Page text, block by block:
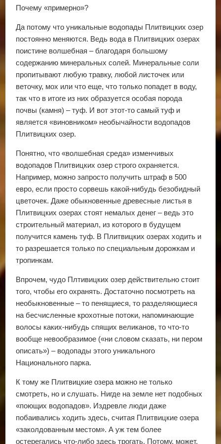
Почему «примерно»?
Да потому что уникальные водопады Плитвицких озер
постоянно меняются. Ведь вода в Плитвицких озерах
поистине волшебная – благодаря большому
содержанию минеральных солей. Минеральные соли
пропитывают любую травку, любой листочек или
веточку, мох или что еще, что только попадет в воду,
так что в итоге из них образуется особая порода
почвы (камня) – туф. И вот этот-то самый туф и
является «виновником» необычайности водопадов
Плитвицких озер.
Понятно, что «волшебная среда» изменчивых
водопадов Плитвицких озер строго охраняется.
Например, можно запросто получить штраф в 500
евро, если просто сорвешь какой-нибудь безобидный
цветочек. Даже обыкновенные древесные листья в
Плитвицких озерах стоят немалых денег – ведь это
строительный материал, из которого в будущем
получится камень туф. В Плитвицких озерах ходить и
то разрешается только по специальным дорожкам и
тропинкам.
Впрочем, чудо Плтивицких озер действительно стоит
того, чтобы его охранять. Достаточно посмотреть на
необыкновенные – то пенящиеся, то разделяющиеся
на бесчисленные крохотные потоки, напоминающие
волосы каких-нибудь спящих великанов, то что-то
вообще невообразимое («ни словом сказать, ни пером
описать») – водопады этого уникального
Национального парка.
К тому же Плитвицкие озера можно не только
смотреть, но и слушать. Нигде на земле нет подобных
«поющих водопадов». Издревле люди даже
побаивались ходить здесь, считая Плитвицкие озера
«заколдованным местом». А уж тем более
остерегались что-либо здесь трогать. Потому, может,